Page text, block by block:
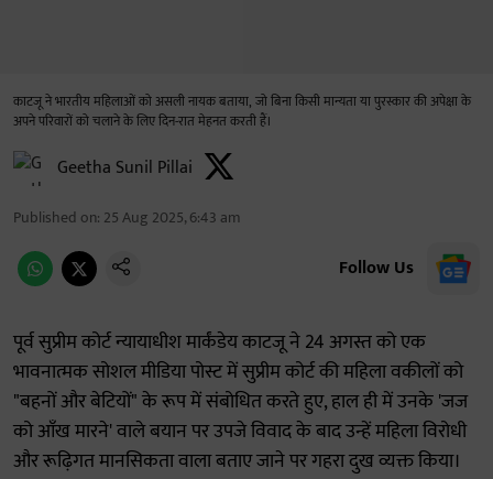
काटजू ने भारतीय महिलाओं को असली नायक बताया, जो बिना किसी मान्यता या पुरस्कार की अपेक्षा के
अपने परिवारों को चलाने के लिए दिन-रात मेहनत करती हैं।
Geetha Sunil Pillai
Published on: 25 Aug 2025, 6:43 am
Follow Us
पूर्व सुप्रीम कोर्ट न्यायाधीश मार्कंडेय काटजू ने 24 अगस्त को एक
भावनात्मक सोशल मीडिया पोस्ट में सुप्रीम कोर्ट की महिला वकीलों को
"बहनों और बेटियों" के रूप में संबोधित करते हुए, हाल ही में उनके 'जज
को आँख मारने' वाले बयान पर उपजे विवाद के बाद उन्हें महिला विरोधी
और रूढ़िगत मानसिकता वाला बताए जाने पर गहरा दुख व्यक्त किया।